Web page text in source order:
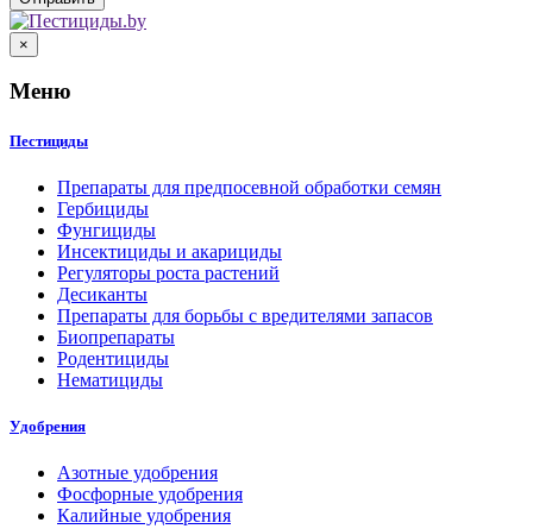
×
Меню
Пестициды
Препараты для предпосевной обработки семян
Гербициды
Фунгициды
Инсектициды и акарициды
Регуляторы роста растений
Десиканты
Препараты для борьбы с вредителями запасов
Биопрепараты
Родентициды
Нематициды
Удобрения
Азотные удобрения
Фосфорные удобрения
Калийные удобрения